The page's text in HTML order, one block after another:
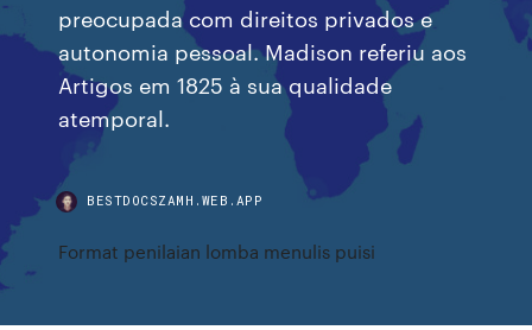
preocupada com direitos privados e
autonomia pessoal. Madison referiu aos
Artigos em 1825 à sua qualidade
atemporal.
BESTDOCSZAMH.WEB.APP
Format penilaian lomba menulis puisi